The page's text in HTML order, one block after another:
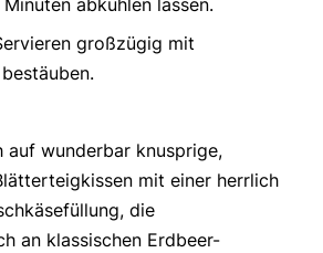
Minuten abkühlen lassen.
großzügig mit
auf wunderbar knusprige,
mit einer herrlich
die
an klassischen Erdbeer-